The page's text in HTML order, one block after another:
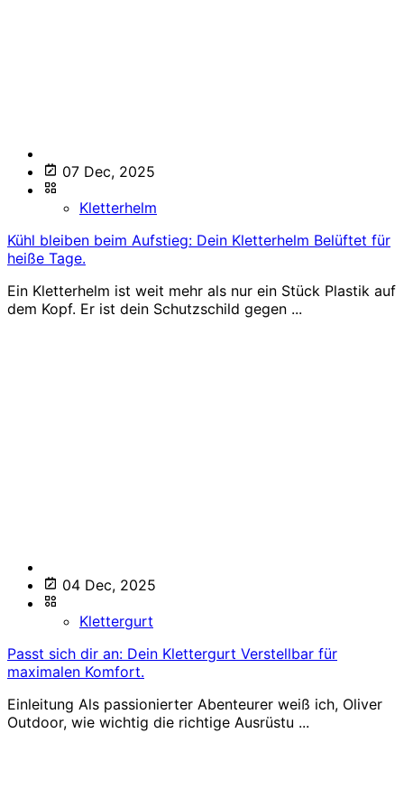
07 Dec, 2025
Kletterhelm
Kühl bleiben beim Aufstieg: Dein Kletterhelm Belüftet für
heiße Tage.
Ein Kletterhelm ist weit mehr als nur ein Stück Plastik auf
dem Kopf. Er ist dein Schutzschild gegen ...
04 Dec, 2025
Klettergurt
Passt sich dir an: Dein Klettergurt Verstellbar für
maximalen Komfort.
Einleitung Als passionierter Abenteurer weiß ich, Oliver
Outdoor, wie wichtig die richtige Ausrüstu ...